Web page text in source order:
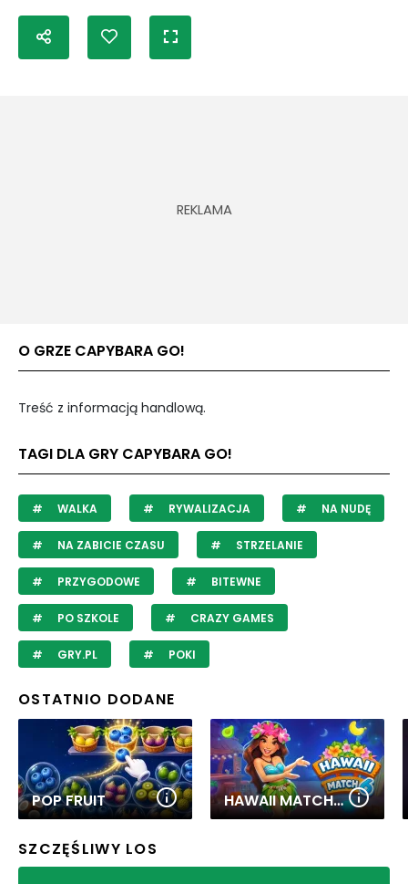
O GRZE CAPYBARA GO!
Treść z informacją handlową.
TAGI DLA GRY CAPYBARA GO!
WALKA RYWALIZACJA NA NUDĘ
NA ZABICIE CZASU STRZELANIE
PRZYGODOWE BITEWNE
PO SZKOLE CRAZY GAMES
GRY.PL POKI
OSTATNIO DODANE
POP FRUIT HAWAII MATCH 6
SZCZĘŚLIWY LOS